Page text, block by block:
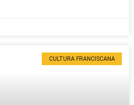
CULTURA FRANCISCANA